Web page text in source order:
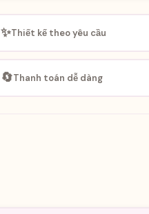
✨Thiết kế theo yêu cầu
🔄Thanh toán dễ dàng